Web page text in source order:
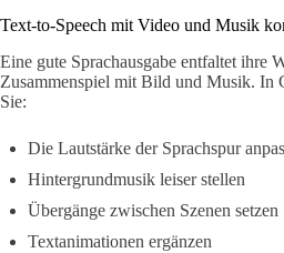
Text-to-Speech mit Video und Musik
Eine gute Sprachausgabe entfaltet ihre
Zusammenspiel mit Bild und Musik. In
Sie:
Die Lautstärke der Sprachspur
Hintergrundmusik leiser stellen
Übergänge zwischen Szenen setzen
Textanimationen ergänzen